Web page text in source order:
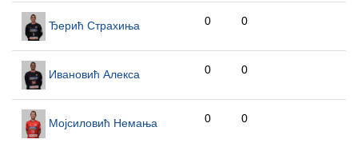
Ђерић Страхиња 0 0
Ивановић Алекса 0 0
Мојсиловић Немања 0 0